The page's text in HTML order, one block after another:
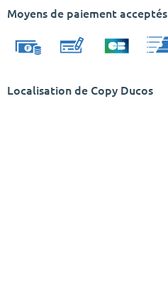
Moyens de paiement acceptés
Localisation de Copy Ducos